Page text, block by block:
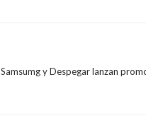
Samsumg y Despegar lanzan